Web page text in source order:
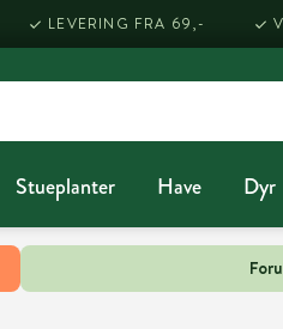
LEVERING FRA 69,-
Stueplanter Have Dyr